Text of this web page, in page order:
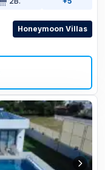
Honeymoon Villas